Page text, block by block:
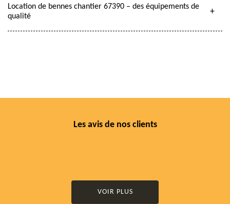
Location de bennes chantier 67390 – des équipements de
qualité
Les avis de nos clients
VOIR PLUS